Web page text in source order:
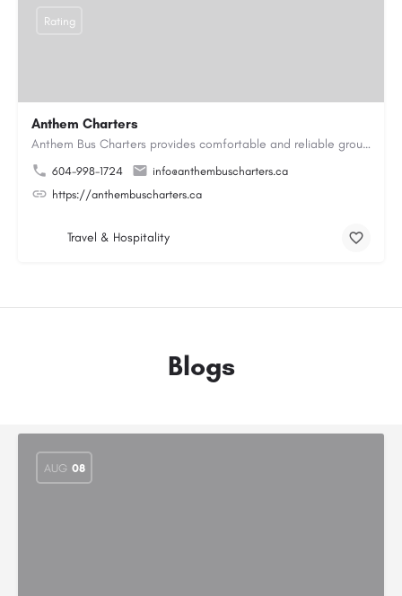
Anthem Charters
Anthem Bus Charters provides comfortable and reliable group transportation services across British Columbia.…
604-998-1724
info@anthembuscharters.ca
https://anthembuscharters.ca
Rating
Travel & Hospitality
Blogs
AUG 08